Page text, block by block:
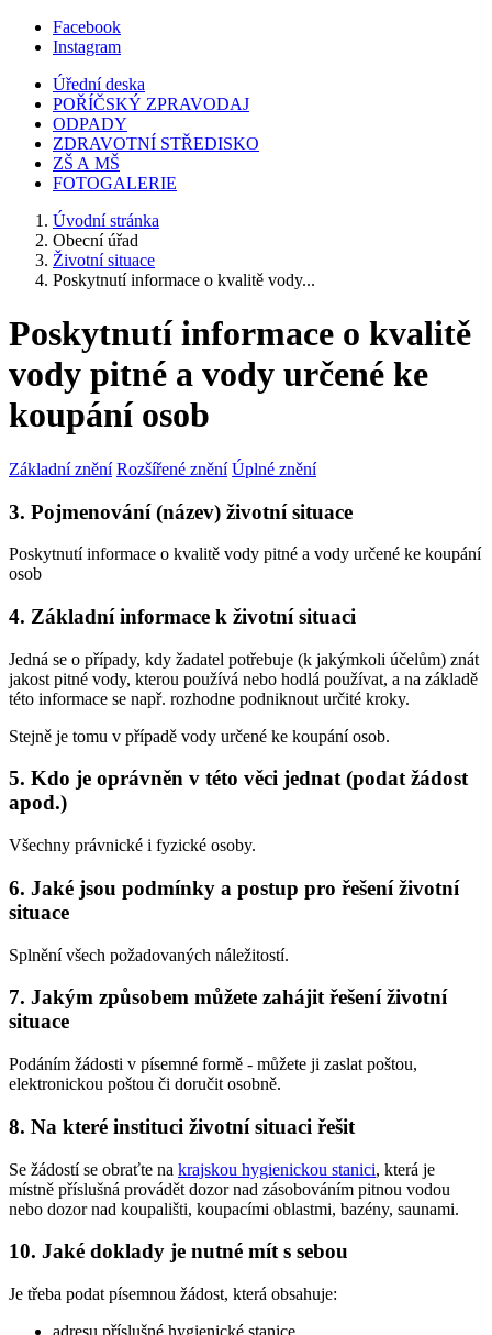
Facebook
Instagram
Úřední deska
POŘÍČSKÝ ZPRAVODAJ
ODPADY
ZDRAVOTNÍ STŘEDISKO
ZŠ A MŠ
FOTOGALERIE
Úvodní stránka
Obecní úřad
Životní situace
Poskytnutí informace o kvalitě vody...
Poskytnutí informace o kvalitě
vody pitné a vody určené ke
koupání osob
Základní znění Rozšířené znění Úplné znění
3. Pojmenování (název) životní situace
Poskytnutí informace o kvalitě vody pitné a vody určené ke koupání
osob
4. Základní informace k životní situaci
Jedná se o případy, kdy žadatel potřebuje (k jakýmkoli účelům) znát
jakost pitné vody, kterou používá nebo hodlá používat, a na základě
této informace se např. rozhodne podniknout určité kroky.
Stejně je tomu v případě vody určené ke koupání osob.
5. Kdo je oprávněn v této věci jednat (podat žádost
apod.)
Všechny právnické i fyzické osoby.
6. Jaké jsou podmínky a postup pro řešení životní
situace
Splnění všech požadovaných náležitostí.
7. Jakým způsobem můžete zahájit řešení životní
situace
Podáním žádosti v písemné formě - můžete ji zaslat poštou,
elektronickou poštou či doručit osobně.
8. Na které instituci životní situaci řešit
Se žádostí se obraťte na krajskou hygienickou stanici, která je
místně příslušná provádět dozor nad zásobováním pitnou vodou
nebo dozor nad koupališti, koupacími oblastmi, bazény, saunami.
10. Jaké doklady je nutné mít s sebou
Je třeba podat písemnou žádost, která obsahuje:
adresu příslušné hygienické stanice,